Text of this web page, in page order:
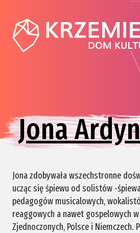
Jona
Jona zdobywała wszechstronne
ucząc się śpiewu od solistów -
pedagogów musicalowych,
reaggowych a nawet gospelowych
Zjednoczonych, Polsce i Niemczech.